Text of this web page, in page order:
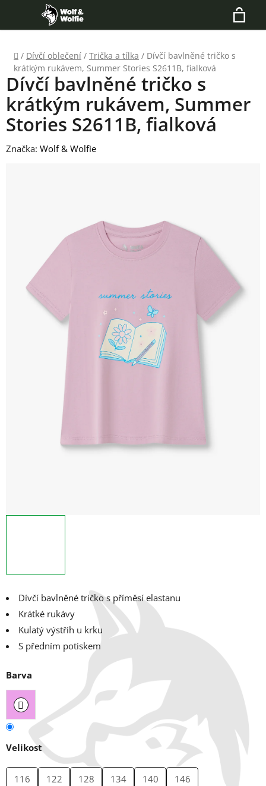
obsah
Hledat
Domů
/ Dívčí oblečení / Trička a tílka / Dívčí bavlněné tričko s
krátkým rukávem, Summer Stories S2611B, fialková
Dívčí bavlněné tričko s příměsí elastanu
Krátké rukávy
Kulatý výstřih u krku
S předním potiskem
Barva
Velikost
116 122 128 134 140 146
Dívčí bavlněné tričko s
krátkým rukávem, Summer
Stories S2611B, fialková
Značka: Wolf & Wolfie